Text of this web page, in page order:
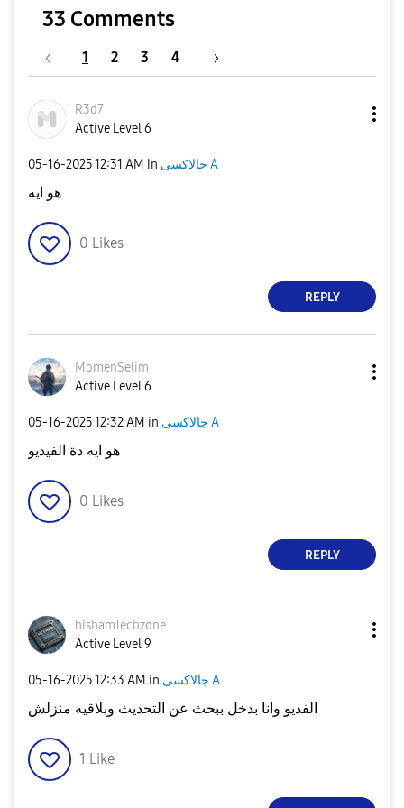
i
33 Comments
1 2 3 4
R3d7
Active Level 6
‎05-16-202512:31 AM in جالاكسى A
هو ايه
0 Likes
REPLY
MomenSelim
Active Level 6
‎05-16-202512:32 AM in جالاكسى A
هو ايه دة الفيديو
0 Likes
REPLY
hishamTechzone
Active Level 9
‎05-16-202512:33 AM in جالاكسى A
الفديو وانا بدخل ببحث عن التحديث وبلاقيه منزلش
1 Like